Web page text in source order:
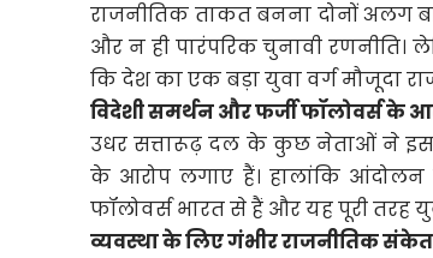
राजनीतिक ताकत बनना दोनों अलग
और न ही पारंपरिक चुनावी
कि देश का एक बड़ा युवा वर्ग मौजूदा
विदेशी समर्थन और फर्जी फॉलोवर्स के
उधर सत्तारूढ़ दल के कुछ नेताओं ने इस
के आरोप लगाए हैं। हालांकि
फॉलोवर्स भारत से हैं और यह पूरी तरह
व्यवस्था के लिए गंभीर राजनीतिक संकेत